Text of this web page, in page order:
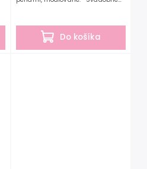
Do košíka
najlepších...